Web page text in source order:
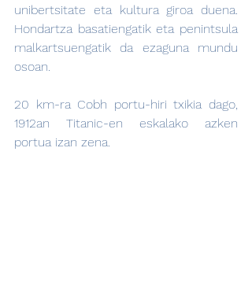
unibertsitate eta kultura giroa duena.
Hondartza basatiengatik eta penintsula
malkartsuengatik da ezaguna mundu
osoan.
20 km-ra Cobh portu-hiri txikia dago,
1912an Titanic-en eskalako azken
portua izan zena.